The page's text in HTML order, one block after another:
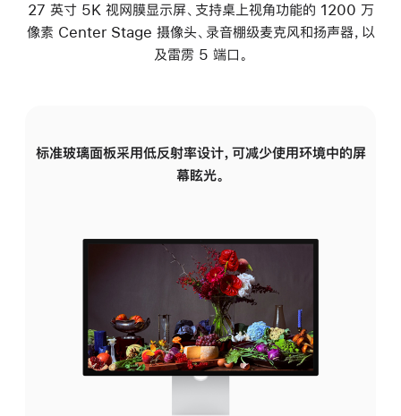
27 英寸 5K 视网膜显示屏、支持桌上视角功能的 1200 万
像素 Center Stage 摄像头、录音棚级麦克风和扬声器，以
及雷雳 5 端口。
标准玻璃面板采用低反射率设计，可减少使用环境中的屏
幕眩光。